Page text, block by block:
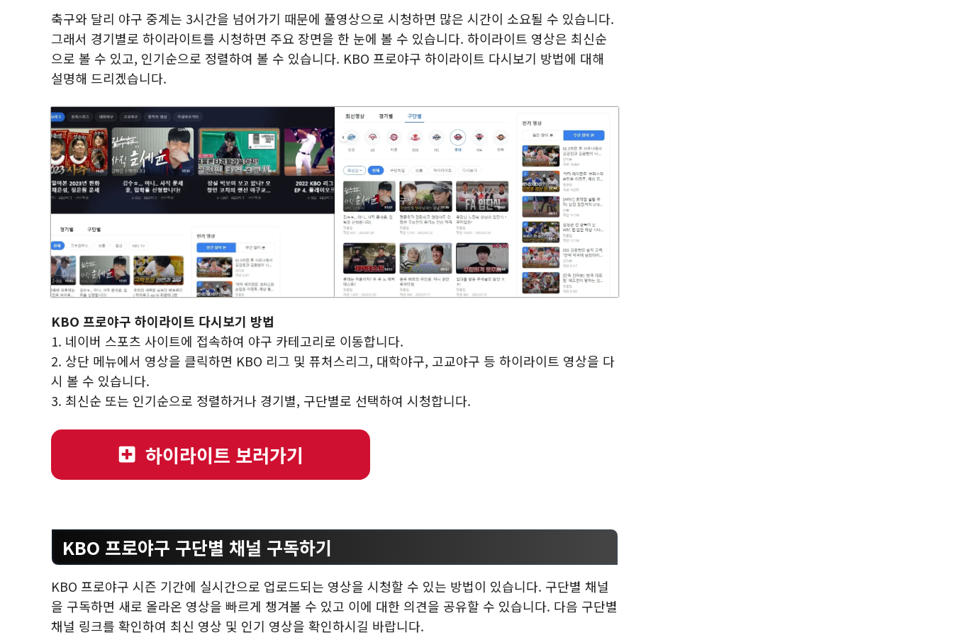
축구와 달리 야구 중계는 3시간을 넘어가기 때문에 풀영상으로 시청하면 많은 시간이 소요될 수 있습니다.
그래서 경기별로 하이라이트를 시청하면 주요 장면을 한 눈에 볼 수 있습니다. 하이라이트 영상은 최신순
으로 볼 수 있고, 인기순으로 정렬하여 볼 수 있습니다. KBO 프로야구 하이라이트 다시보기 방법에 대해
설명해 드리겠습니다.
KBO 프로야구 하이라이트 다시보기 방법
1. 네이버 스포츠 사이트에 접속하여 야구 카테고리로 이동합니다.
2. 상단 메뉴에서 영상을 클릭하면 KBO 리그 및 퓨처스리그, 대학야구, 고교야구 등 하이라이트 영상을 다
시 볼 수 있습니다.
3. 최신순 또는 인기순으로 정렬하거나 경기별, 구단별로 선택하여 시청합니다.
하이라이트 보러가기
KBO 프로야구 구단별 채널 구독하기
KBO 프로야구 시즌 기간에 실시간으로 업로드되는 영상을 시청할 수 있는 방법이 있습니다. 구단별 채널
을 구독하면 새로 올라온 영상을 빠르게 챙겨볼 수 있고 이에 대한 의견을 공유할 수 있습니다. 다음 구단별
채널 링크를 확인하여 최신 영상 및 인기 영상을 확인하시길 바랍니다.